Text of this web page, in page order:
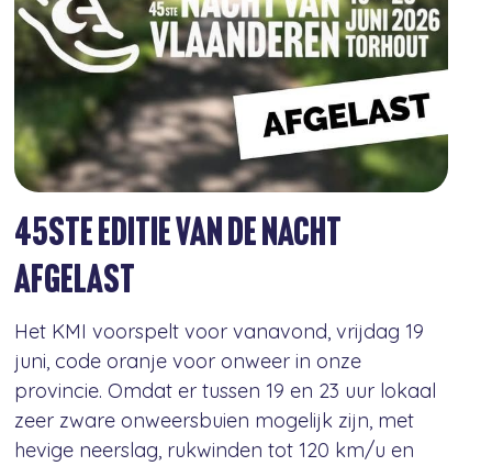
45ste EDITIE VAN DE NACHT
AFGELAST
Het KMI voorspelt voor vanavond, vrijdag 19
juni, code oranje voor onweer in onze
provincie. Omdat er tussen 19 en 23 uur lokaal
zeer zware onweersbuien mogelijk zijn, met
hevige neerslag, rukwinden tot 120 km/u en